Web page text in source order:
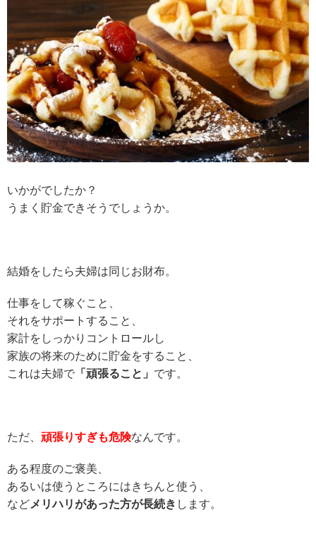
いかがでしたか？
うまく貯金できそうでしょうか。
結婚をしたら夫婦は同じお財布。
仕事をして稼ぐこと、
それをサポートすること、
家計をしっかりコントロールし
家族の将来のために貯金をすること、
これは夫婦で 「頑張ること」 です。
ただ、 頑張りすぎも危険なんです。
ある程度のご褒美、
あるいは使うところにはきちんと使う、
などメリハリがあった方が長続き します。